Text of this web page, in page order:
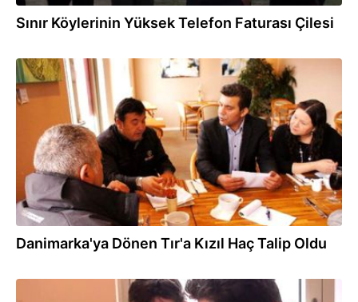
Sınır Köylerinin Yüksek Telefon Faturası Çilesi
27.04.2015
Danimarka'ya Dönen Tır'a Kızıl Haç Talip Oldu